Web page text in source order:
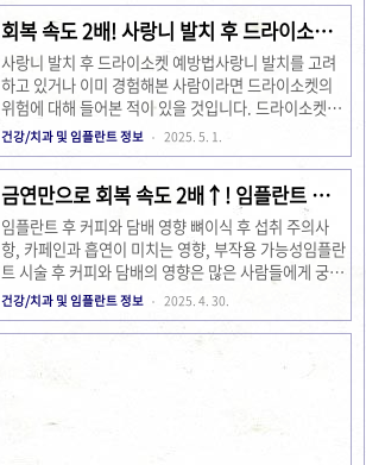
은 크라운을 지탱하는 자연 치아에 영향을 미쳐 결국 크
라운이 떨어지게 만..
회복 속도 2배! 사랑니 발치 후 드라이소켓
안 생기는 특급 노하우
사랑니 발치 후 드라이소켓 예방법사랑니 발치를 고려
하고 있거나 이미 경험해본 사람이라면 드라이소켓의
위험에 대해 들어본 적이 있을 것입니다. 드라이소켓은
사랑니 발치 후 발생할 수 있는 통증과 불편함을 동반하
는 상태입니다. 이 글에서는 드라이소켓의 정의와 증상,
예방 방법에 대해 자세히 알아보겠습니다. 드라이소켓
이란?드라이소켓은 사랑니가 발치된 후 치유 과정에서
혈전이 제대로 형성되지 않거나 제거되는 경우 발생합
니다. 이 상태는 뼈와 신경이 노출되어 극심한 통증을
유발할 수 있습니다. 대개 발치 후 2-3일 이내에 나타나
며, 흡연이나 구강 위생 관리 부족 등이 주요 원인으로
꼽힙니다. 드라이소켓이 발생하면 통증이 지속되고, 치
료를 받지 않으면 회복이 지연될 수 있습니다. 사랑니발
건강/치과 및 임플란트 정보 2025. 5. 1.
금연만으로 회복 속도 2배↑! 임플란트 성공
확률을 높이는 핵심 전략
임플란트 후 커피와 담배 영향 뼈이식 후 섭취 주의사
항, 카페인과 흡연이 미치는 영향, 부작용 가능성임플란
트 시술 후 커피와 담배의 영향은 많은 사람들에게 궁금
증을 자아냅니다. 특히 뼈이식 후 어떤 음료와 습관이
회복에 영향을 미칠지는 중요한 의문입니다. 이번 포스
트에서는 임플란트 후 커피와 담배의 영향에 대해 상세
히 알아보겠습니다. 뼈이식 후 섭취 주의사항임플란트
하는 것이 좋습니다. 카페인은 혈관 수축을 유발하여 혈
건강/치과 및 임플란트 정보 2025. 4. 30.